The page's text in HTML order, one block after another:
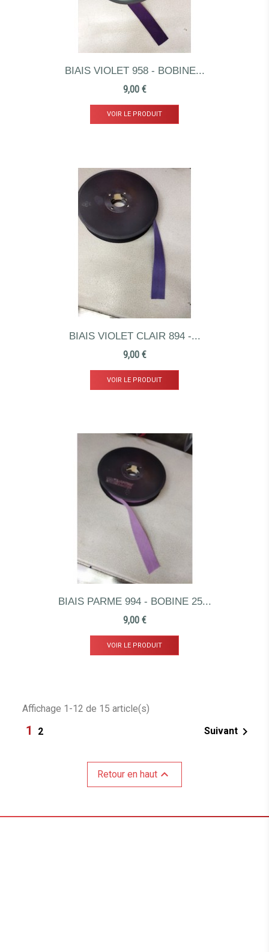
BIAIS VIOLET 958 - BOBINE...
Prix
9,00 €
VOIR LE PRODUIT
BIAIS VIOLET CLAIR 894 -...
Prix
9,00 €
VOIR LE PRODUIT
BIAIS PARME 994 - BOBINE 25...
Prix
9,00 €
VOIR LE PRODUIT
Affichage 1-12 de 15 article(s)
1 2 Suivant
Retour en haut 